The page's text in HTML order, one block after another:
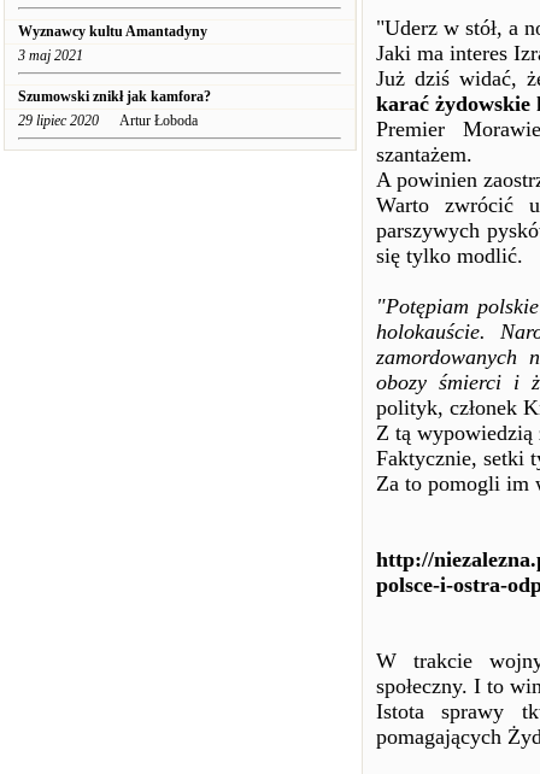
Wyznawcy kultu Amantadyny
3 maj 2021
Szumowski znikł jak kamfora?
29 lipiec 2020 Artur Łoboda
"Uderz w stół, a
Jaki ma interes
Już dziś widać,
karać żydowskie
Premier
szantażem.
A powinien
Warto zwrócić
parszywych
się tylko modlić.
"Potępiam
holokauście.
zamordowanych
obozy śmierci i
polityk, członek
Z tą wypowiedzią
Faktycznie, setki
Za to pomogli im
http://
polsce-i-ostra-
W trakcie
społeczny. I to
Istota sprawy
pomagających